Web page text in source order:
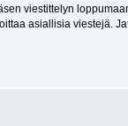
viestittelyn
asiallisia viestejä.